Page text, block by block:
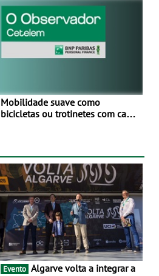
Mobilidade suave como
bicicletas ou trotinetes com cada
automóveis exclusivamente em
áreas urbanas
Evento